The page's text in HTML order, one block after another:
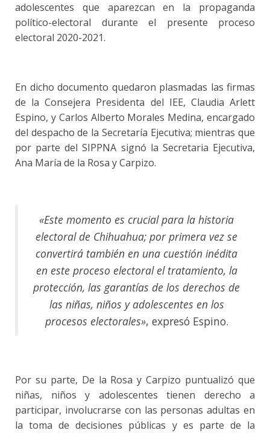
adolescentes que aparezcan en la propaganda
político-electoral durante el presente proceso
electoral 2020-2021.
En dicho documento quedaron plasmadas las firmas
de la Consejera Presidenta del IEE, Claudia Arlett
Espino, y Carlos Alberto Morales Medina, encargado
del despacho de la Secretaría Ejecutiva; mientras que
por parte del SIPPNA signó la Secretaria Ejecutiva,
Ana María de la Rosa y Carpizo.
«Este momento es crucial para la historia
electoral de Chihuahua; por primera vez se
convertirá también en una cuestión inédita
en este proceso electoral el tratamiento, la
protección, las garantías de los derechos de
las niñas, niños y adolescentes en los
procesos electorales», expresó Espino.
Por su parte, De la Rosa y Carpizo puntualizó que
niñas, niños y adolescentes tienen derecho a
participar, involucrarse con las personas adultas en
la toma de decisiones públicas y es parte de la